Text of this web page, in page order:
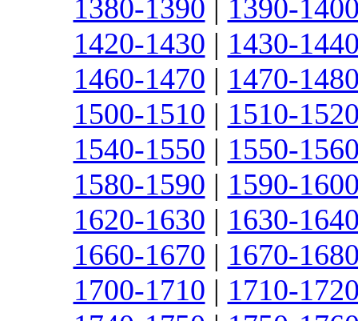
1380-1390 | 1390-
1420-1430 | 1430-
1460-1470 | 1470-
1500-1510 | 1510-
1540-1550 | 1550-
1580-1590 | 1590-
1620-1630 | 1630-
1660-1670 | 1670-
1700-1710 | 1710-